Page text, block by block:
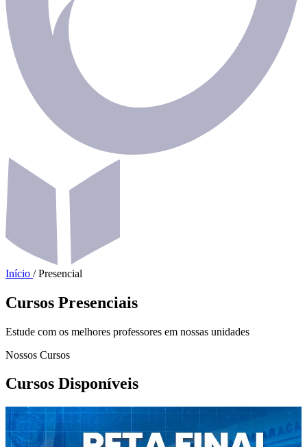
Início / Presencial
Cursos Presenciais
Estude com os melhores professores em nossas unidades
Nossos Cursos
Cursos Disponíveis